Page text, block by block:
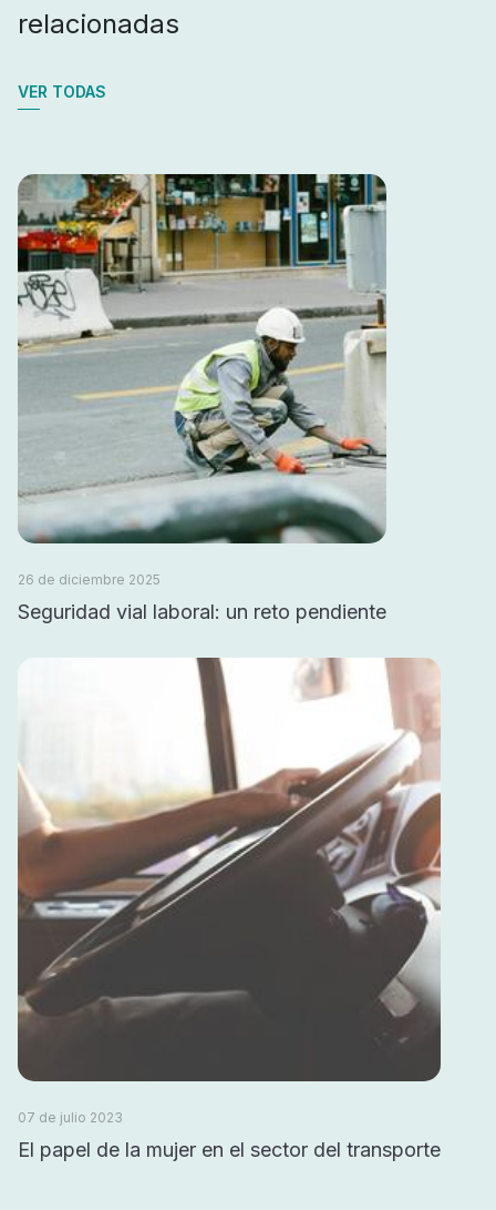
relacionadas
VER TODAS
26 de diciembre 2025
Seguridad vial laboral: un reto pendiente
07 de julio 2023
El papel de la mujer en el sector del transporte